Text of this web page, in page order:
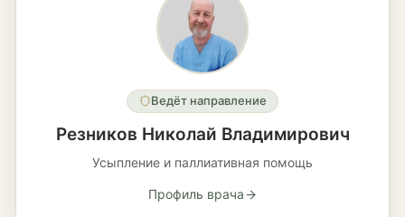
Ведёт направление
Резников Николай Владимирович
Усыпление и паллиативная помощь
Профиль врача